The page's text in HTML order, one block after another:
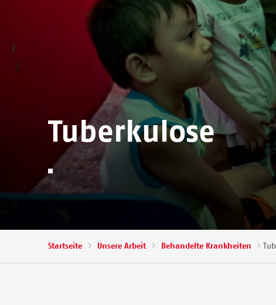
Tuberkulose
Pfadnavigation
Startseite Unsere Arbeit Behandelte Krankheiten